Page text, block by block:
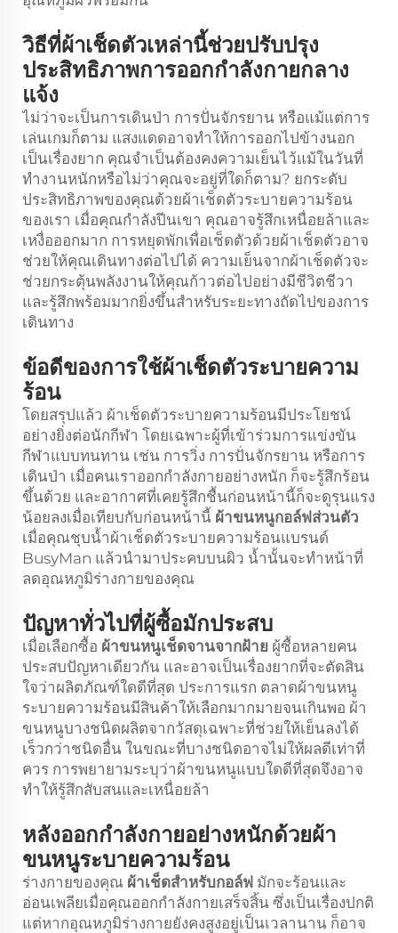
วิธีที่ผ้าเช็ดตัวเหล่านี้ช่วยปรับปรุง
ประสิทธิภาพการออกกำลังกายกลาง
แจ้ง
ไม่ว่าจะเป็นการเดินป่า การปั่นจักรยาน หรือแม้แต่การ
เล่นเกมก็ตาม แสงแดดอาจทำให้การออกไปข้างนอก
เป็นเรื่องยาก คุณจำเป็นต้องคงความเย็นไว้แม้ในวันที่
ทำงานหนักหรือไม่ว่าคุณจะอยู่ที่ใดก็ตาม? ยกระดับ
ประสิทธิภาพของคุณด้วยผ้าเช็ดตัวระบายความร้อน
ของเรา เมื่อคุณกำลังปีนเขา คุณอาจรู้สึกเหนื่อยล้าและ
เหงื่อออกมาก การหยุดพักเพื่อเช็ดตัวด้วยผ้าเช็ดตัวอาจ
ช่วยให้คุณเดินทางต่อไปได้ ความเย็นจากผ้าเช็ดตัวจะ
ช่วยกระตุ้นพลังงานให้คุณก้าวต่อไปอย่างมีชีวิตชีวา
และรู้สึกพร้อมมากยิ่งขึ้นสำหรับระยะทางถัดไปของการ
เดินทาง
ข้อดีของการใช้ผ้าเช็ดตัวระบายความ
ร้อน
โดยสรุปแล้ว ผ้าเช็ดตัวระบายความร้อนมีประโยชน์
อย่างยิ่งต่อนักกีฬา โดยเฉพาะผู้ที่เข้าร่วมการแข่งขัน
กีฬาแบบทนทาน เช่น การวิ่ง การปั่นจักรยาน หรือการ
เดินป่า เมื่อคนเราออกกำลังกายอย่างหนัก ก็จะรู้สึกร้อน
ขึ้นด้วย และอากาศที่เคยรู้สึกชื้นก่อนหน้านี้ก็จะดูรุนแรง
น้อยลงเมื่อเทียบกับก่อนหน้านี้ ผ้าขนหนูกอล์ฟส่วนตัว
เมื่อคุณชุบน้ำผ้าเช็ดตัวระบายความร้อนแบรนด์
BusyMan แล้วนำมาประคบบนผิว น้ำนั้นจะทำหน้าที่
ลดอุณหภูมิร่างกายของคุณ
ปัญหาทั่วไปที่ผู้ซื้อมักประสบ
เมื่อเลือกซื้อ ผ้าขนหนูเช็ดจานจากฝ้าย ผู้ซื้อหลายคน
ประสบปัญหาเดียวกัน และอาจเป็นเรื่องยากที่จะตัดสิน
ใจว่าผลิตภัณฑ์ใดดีที่สุด ประการแรก ตลาดผ้าขนหนู
ระบายความร้อนมีสินค้าให้เลือกมากมายจนเกินพอ ผ้า
ขนหนูบางชนิดผลิตจากวัสดุเฉพาะที่ช่วยให้เย็นลงได้
เร็วกว่าชนิดอื่น ในขณะที่บางชนิดอาจไม่ให้ผลดีเท่าที่
ควร การพยายามระบุว่าผ้าขนหนูแบบใดดีที่สุดจึงอาจ
ทำให้รู้สึกสับสนและเหนื่อยล้า
หลังออกกำลังกายอย่างหนักด้วยผ้า
ขนหนูระบายความร้อน
ร่างกายของคุณ ผ้าเช็ดสำหรับกอล์ฟ มักจะร้อนและ
อ่อนเพลียเมื่อคุณออกกำลังกายเสร็จสิ้น ซึ่งเป็นเรื่องปกติ
แต่หากอุณหภูมิร่างกายยังคงสูงอยู่เป็นเวลานาน ก็อาจ